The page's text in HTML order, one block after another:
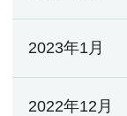
2023年1月
2022年12月